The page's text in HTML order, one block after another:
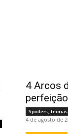
4 Arcos
Spoilers,
4 de agosto de